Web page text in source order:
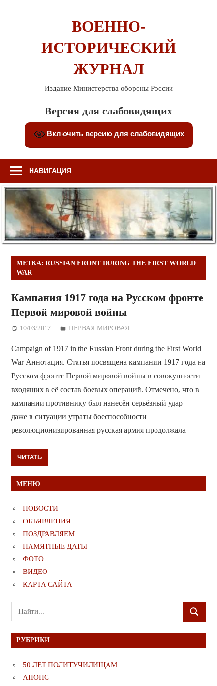
ВОЕННО-
ИСТОРИЧЕСКИЙ
ЖУРНАЛ
Издание Министерства обороны России
Версия для слабовидящих
Включить версию для слабовидящих
НАВИГАЦИЯ
МЕТКА: RUSSIAN FRONT DURING THE FIRST WORLD
WAR
Кампания 1917 года на Русском фронте
Первой мировой войны
10/03/2017 Дежурный по Редакции
ПЕРВАЯ МИРОВАЯ
Campaign of 1917 in the Russian Front during the First World
War Аннотация. Статья посвящена кампании 1917 года на
Русском фронте Первой мировой войны в совокупности
входящих в её состав боевых операций. Отмечено, что в
кампании противнику был нанесён серьёзный удар —
даже в ситуации утраты боеспособности
революционизированная русская армия продолжала
ЧИТАТЬ
МЕНЮ
НОВОСТИ
ОБЪЯВЛЕНИЯ
ПОЗДРАВЛЯЕМ
ПАМЯТНЫЕ ДАТЫ
ФОТО
ВИДЕО
КАРТА САЙТА
Поиск
для:
ПОИСК
РУБРИКИ
50 ЛЕТ ПОЛИТУЧИЛИЩАМ
АНОНС